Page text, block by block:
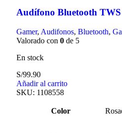
Audífono Bluetooth
Gamer, Audifonos, Bluetooth,
Valorado con 0 de 5
En stock
S/99.90
Añadir al carrito
SKU: 1108558
Color